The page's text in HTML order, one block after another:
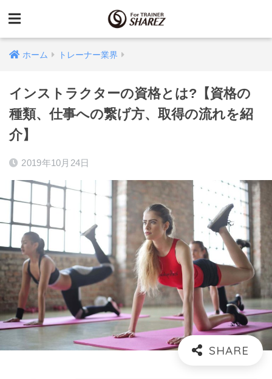
ホーム トレーナー業界
インストラクターの資格とは?【資格の
種類、仕事への繋げ方、取得の流れを紹
介】
2019年10月24日